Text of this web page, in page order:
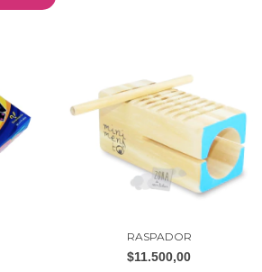
RASPADOR
$11.500,00